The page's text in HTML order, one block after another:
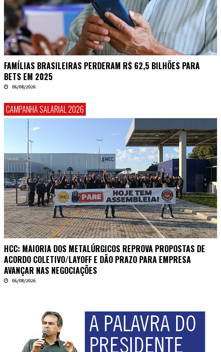
FAMÍLIAS BRASILEIRAS PERDERAM R$ 62,5 BILHÕES PARA
BETS EM 2025
06/08/2026
CAMPANHA SALARIAL 2026
HCC: MAIORIA DOS METALÚRGICOS REPROVA PROPOSTAS DE
ACORDO COLETIVO/LAYOFF E DÃO PRAZO PARA EMPRESA
AVANÇAR NAS NEGOCIAÇÕES
06/08/2026